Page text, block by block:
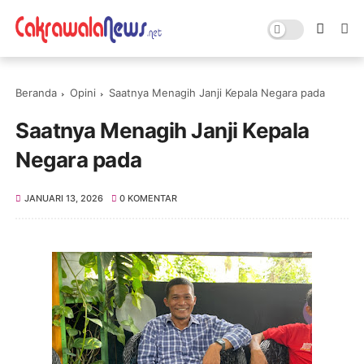
Beranda Opini Saatnya Menagih Janji Kepala Negara pada
Saatnya Menagih Janji Kepala
Negara pada
JANUARI 13, 2026 0 KOMENTAR